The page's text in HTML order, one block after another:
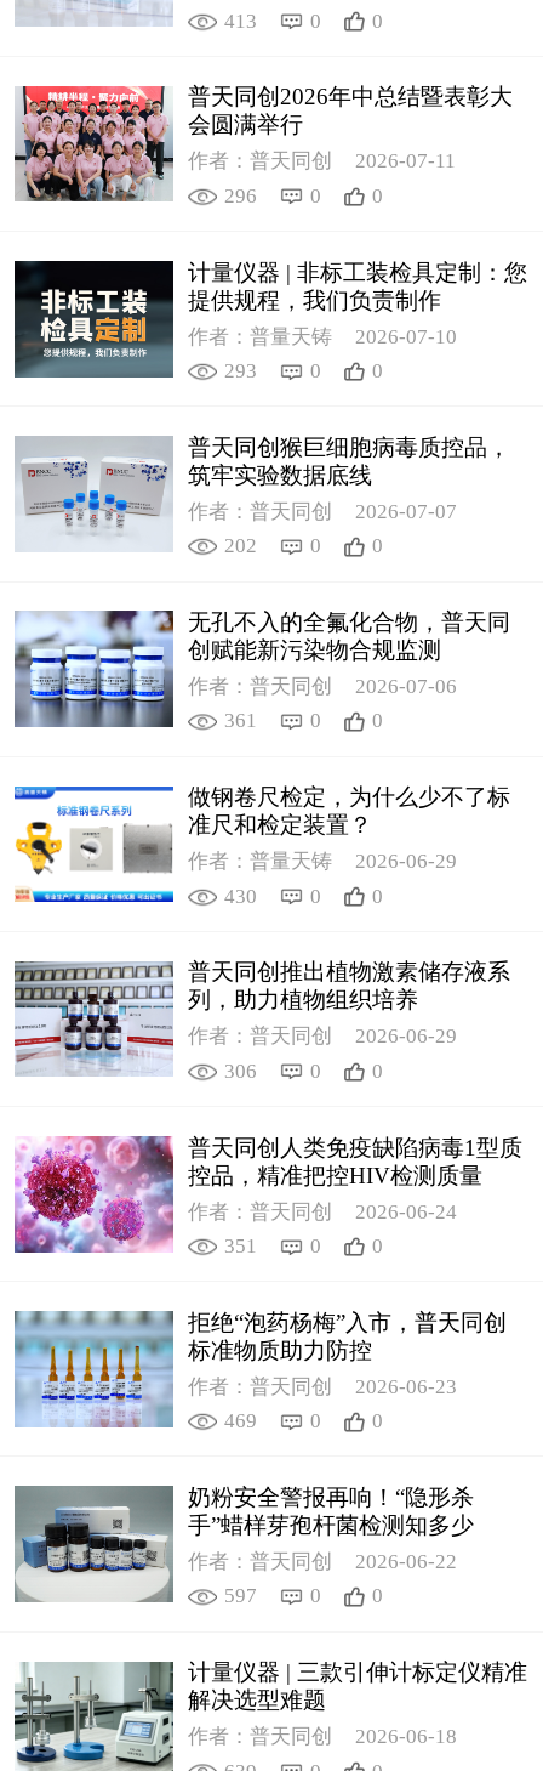
413
0 0
普天同创2026年中总结暨表彰大
会圆满举行
作者：普天同创
2026-07-11
296
0 0
计量仪器 | 非标工装检具定制：您
提供规程，我们负责制作
作者：普量天铸
2026-07-10
293
0 0
普天同创猴巨细胞病毒质控品，
筑牢实验数据底线
作者：普天同创
2026-07-07
202
0 0
无孔不入的全氟化合物，普天同
创赋能新污染物合规监测
作者：普天同创
2026-07-06
361
0 0
做钢卷尺检定，为什么少不了标
准尺和检定装置？
作者：普量天铸
2026-06-29
430
0 0
普天同创推出植物激素储存液系
列，助力植物组织培养
作者：普天同创
2026-06-29
306
0 0
普天同创人类免疫缺陷病毒1型质
控品，精准把控HIV检测质量
作者：普天同创
2026-06-24
351
0 0
拒绝“泡药杨梅”入市，普天同创
标准物质助力防控
作者：普天同创
2026-06-23
469
0 0
奶粉安全警报再响！“隐形杀
手”蜡样芽孢杆菌检测知多少
作者：普天同创
2026-06-22
597
0 0
计量仪器 | 三款引伸计标定仪精准
解决选型难题
作者：普天同创
2026-06-18